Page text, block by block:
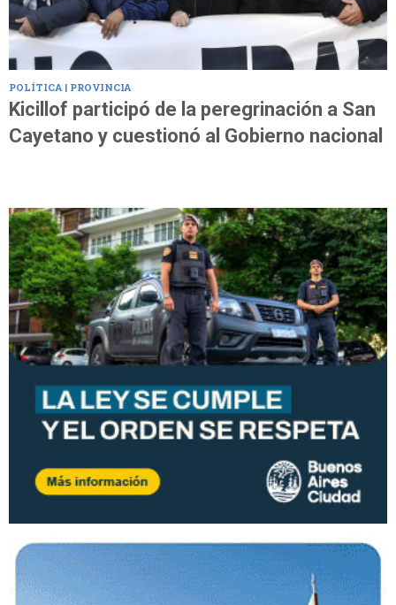
POLÍTICA | PROVINCIA
Kicillof participó de la peregrinación a San
Cayetano y cuestionó al Gobierno nacional